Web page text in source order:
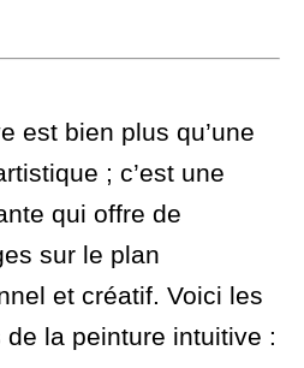
est bien plus qu’une
; c’est une
qui offre de
sur le plan
et créatif. Voici les
la peinture intuitive :